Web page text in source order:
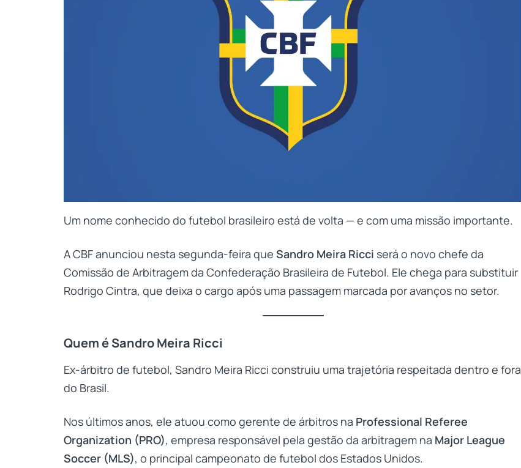
Um nome conhecido do futebol brasileiro está de volta — e com uma missão importante.
A CBF anunciou nesta segunda-feira que Sandro Meira Ricci será o novo chefe da
Comissão de Arbitragem da Confederação Brasileira de Futebol. Ele chega para substituir
Rodrigo Cintra, que deixa o cargo após uma passagem marcada por avanços no setor.
Quem é Sandro Meira Ricci
Ex-árbitro de futebol, Sandro Meira Ricci construiu uma trajetória respeitada dentro e fora
do Brasil.
Nos últimos anos, ele atuou como gerente de árbitros na Professional Referee
Organization (PRO), empresa responsável pela gestão da arbitragem na Major League
Soccer (MLS), o principal campeonato de futebol dos Estados Unidos.